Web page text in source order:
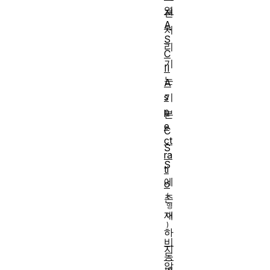
전
처
리
기
는
기
본
C
S
S
에
존
재
하
지
않
열
A
S
C
II
A
s
p
e
ct
ra
ti
o
비
동